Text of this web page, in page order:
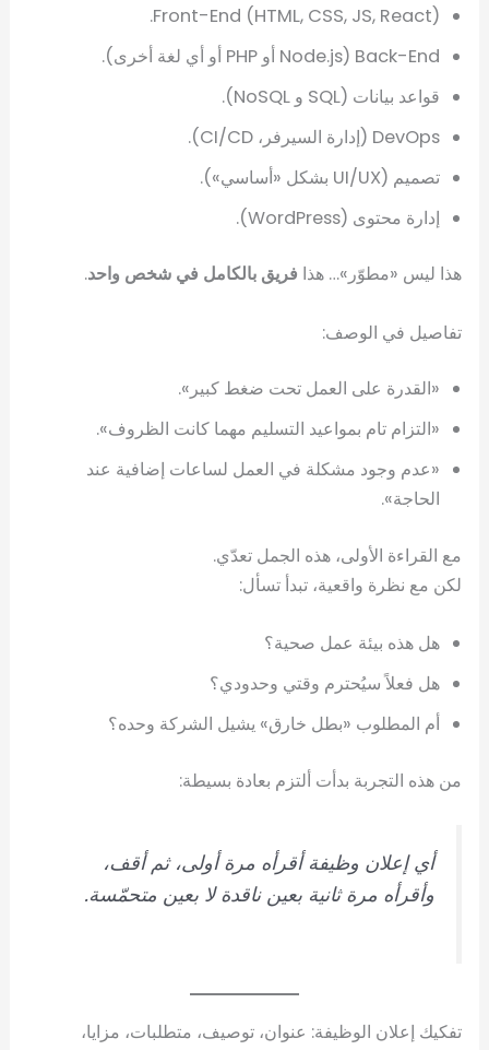
Front-End (HTML, CSS, JS, React).
Back-End (Node.js أو PHP أو أي لغة أخرى).
قواعد بيانات (SQL و NoSQL).
DevOps (إدارة السيرفر، CI/CD).
تصميم (UI/UX بشكل «أساسي»).
إدارة محتوى (WordPress).
هذا ليس «مطوّر»… هذا فريق بالكامل في شخص واحد.
تفاصيل في الوصف:
«القدرة على العمل تحت ضغط كبير».
«التزام تام بمواعيد التسليم مهما كانت الظروف».
«عدم وجود مشكلة في العمل لساعات إضافية عند
الحاجة».
مع القراءة الأولى، هذه الجمل تعدّي.
لكن مع نظرة واقعية، تبدأ تسأل:
هل هذه بيئة عمل صحية؟
هل فعلاً سيُحترم وقتي وحدودي؟
أم المطلوب «بطل خارق» يشيل الشركة وحده؟
من هذه التجربة بدأت ألتزم بعادة بسيطة:
أي إعلان وظيفة أقرأه مرة أولى، ثم أقف،
وأقرأه مرة ثانية بعين ناقدة لا بعين متحمّسة.
تفكيك إعلان الوظيفة: عنوان، توصيف، متطلبات، مزايا،